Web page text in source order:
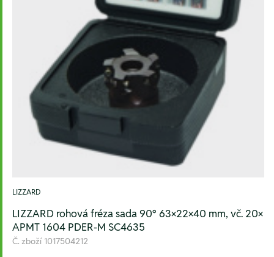
LIZZARD
LIZZARD rohová fréza sada 90° 63×22×40 mm, vč. 20×
APMT 1604 PDER-M SC4635
Č. zboží 1017504212